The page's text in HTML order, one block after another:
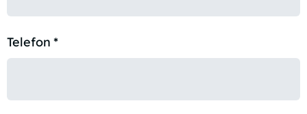
Telefon *